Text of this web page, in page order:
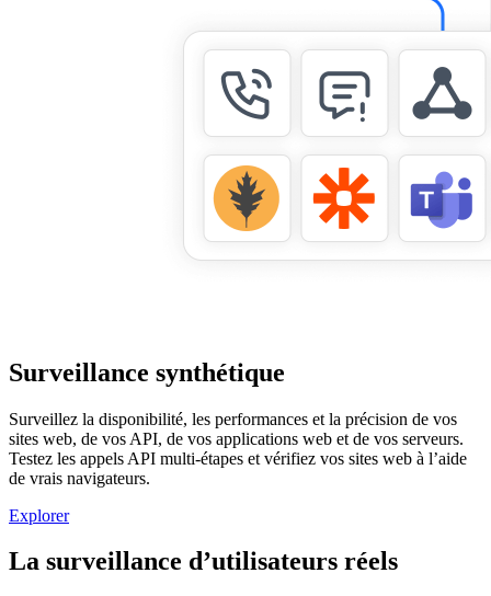
Surveillance synthétique
Surveillez la disponibilité, les performances et la précision de vos
sites web, de vos API, de vos applications web et de vos serveurs.
Testez les appels API multi-étapes et vérifiez vos sites web à l’aide
de vrais navigateurs.
Explorer
La surveillance d’utilisateurs réels